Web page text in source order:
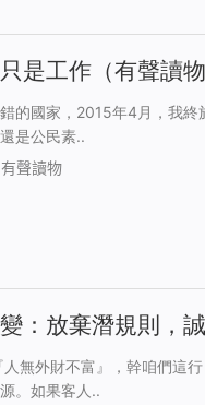
是工作（有聲讀物
的國家，2015年4月，我終
是公民素..
有聲讀物
：放棄潛規則，誠
無外財不富』，幹咱們這
。如果客人..